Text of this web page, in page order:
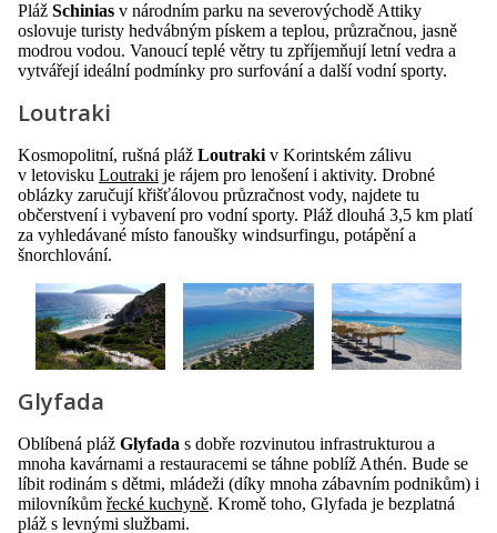
Pláž Schinias v národním parku na severovýchodě Attiky
oslovuje turisty hedvábným pískem a teplou, průzračnou, jasně
modrou vodou. Vanoucí teplé větry tu zpříjemňují letní vedra a
vytvářejí ideální podmínky pro surfování a další vodní sporty.
Loutraki
Kosmopolitní, rušná pláž Loutraki v Korintském zálivu
v letovisku Loutraki je rájem pro lenošení i aktivity. Drobné
oblázky zaručují křišťálovou průzračnost vody, najdete tu
občerstvení i vybavení pro vodní sporty. Pláž dlouhá 3,5 km platí
za vyhledávané místo fanoušky windsurfingu, potápění a
šnorchlování.
Glyfada
Oblíbená pláž Glyfada s dobře rozvinutou infrastrukturou a
mnoha kavárnami a restauracemi se táhne poblíž Athén. Bude se
líbit rodinám s dětmi, mládeži (díky mnoha zábavním podnikům) i
milovníkům řecké kuchyně. Kromě toho, Glyfada je bezplatná
pláž s levnými službami.